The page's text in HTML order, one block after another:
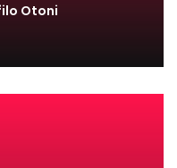
Otoni